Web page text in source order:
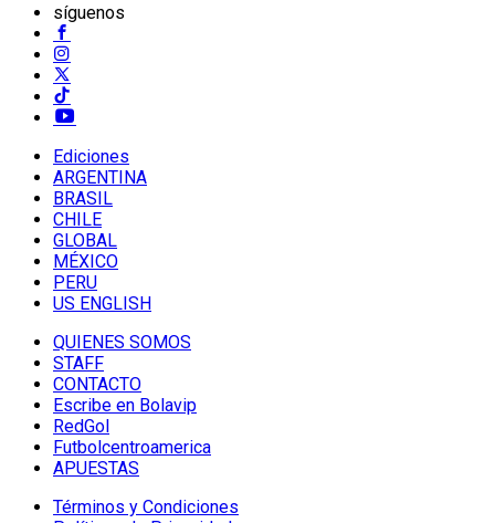
síguenos
Ediciones
ARGENTINA
BRASIL
CHILE
GLOBAL
MÉXICO
PERU
US ENGLISH
QUIENES SOMOS
STAFF
CONTACTO
Escribe en Bolavip
RedGol
Futbolcentroamerica
APUESTAS
Términos y Condiciones